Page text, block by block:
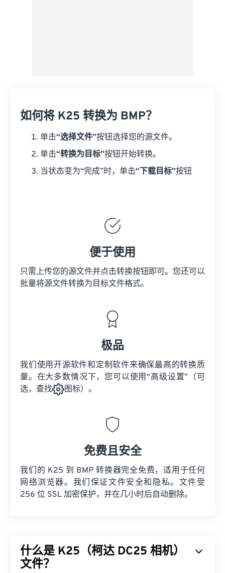
如何将 K25 转换为 BMP？
单击“选择文件”按钮选择您的源文件。
单击“转换为目标”按钮开始转换。
当状态变为“完成”时，单击“下载目标”按钮
便于使用
只需上传您的源文件并点击转换按钮即可。您还可以
批量将源文件转换为目标文件格式。
极品
我们使用开源软件和定制软件来确保最高的转换质
量。在大多数情况下，您可以使用“高级设置”（可
选，查找
图标）。
免费且安全
我们的 K25 到 BMP 转换器完全免费，适用于任何
网络浏览器。我们保证文件安全和隐私。文件受
256 位 SSL 加密保护，并在几小时后自动删除。
什么是 K25（柯达 DC25 相机）
文件？